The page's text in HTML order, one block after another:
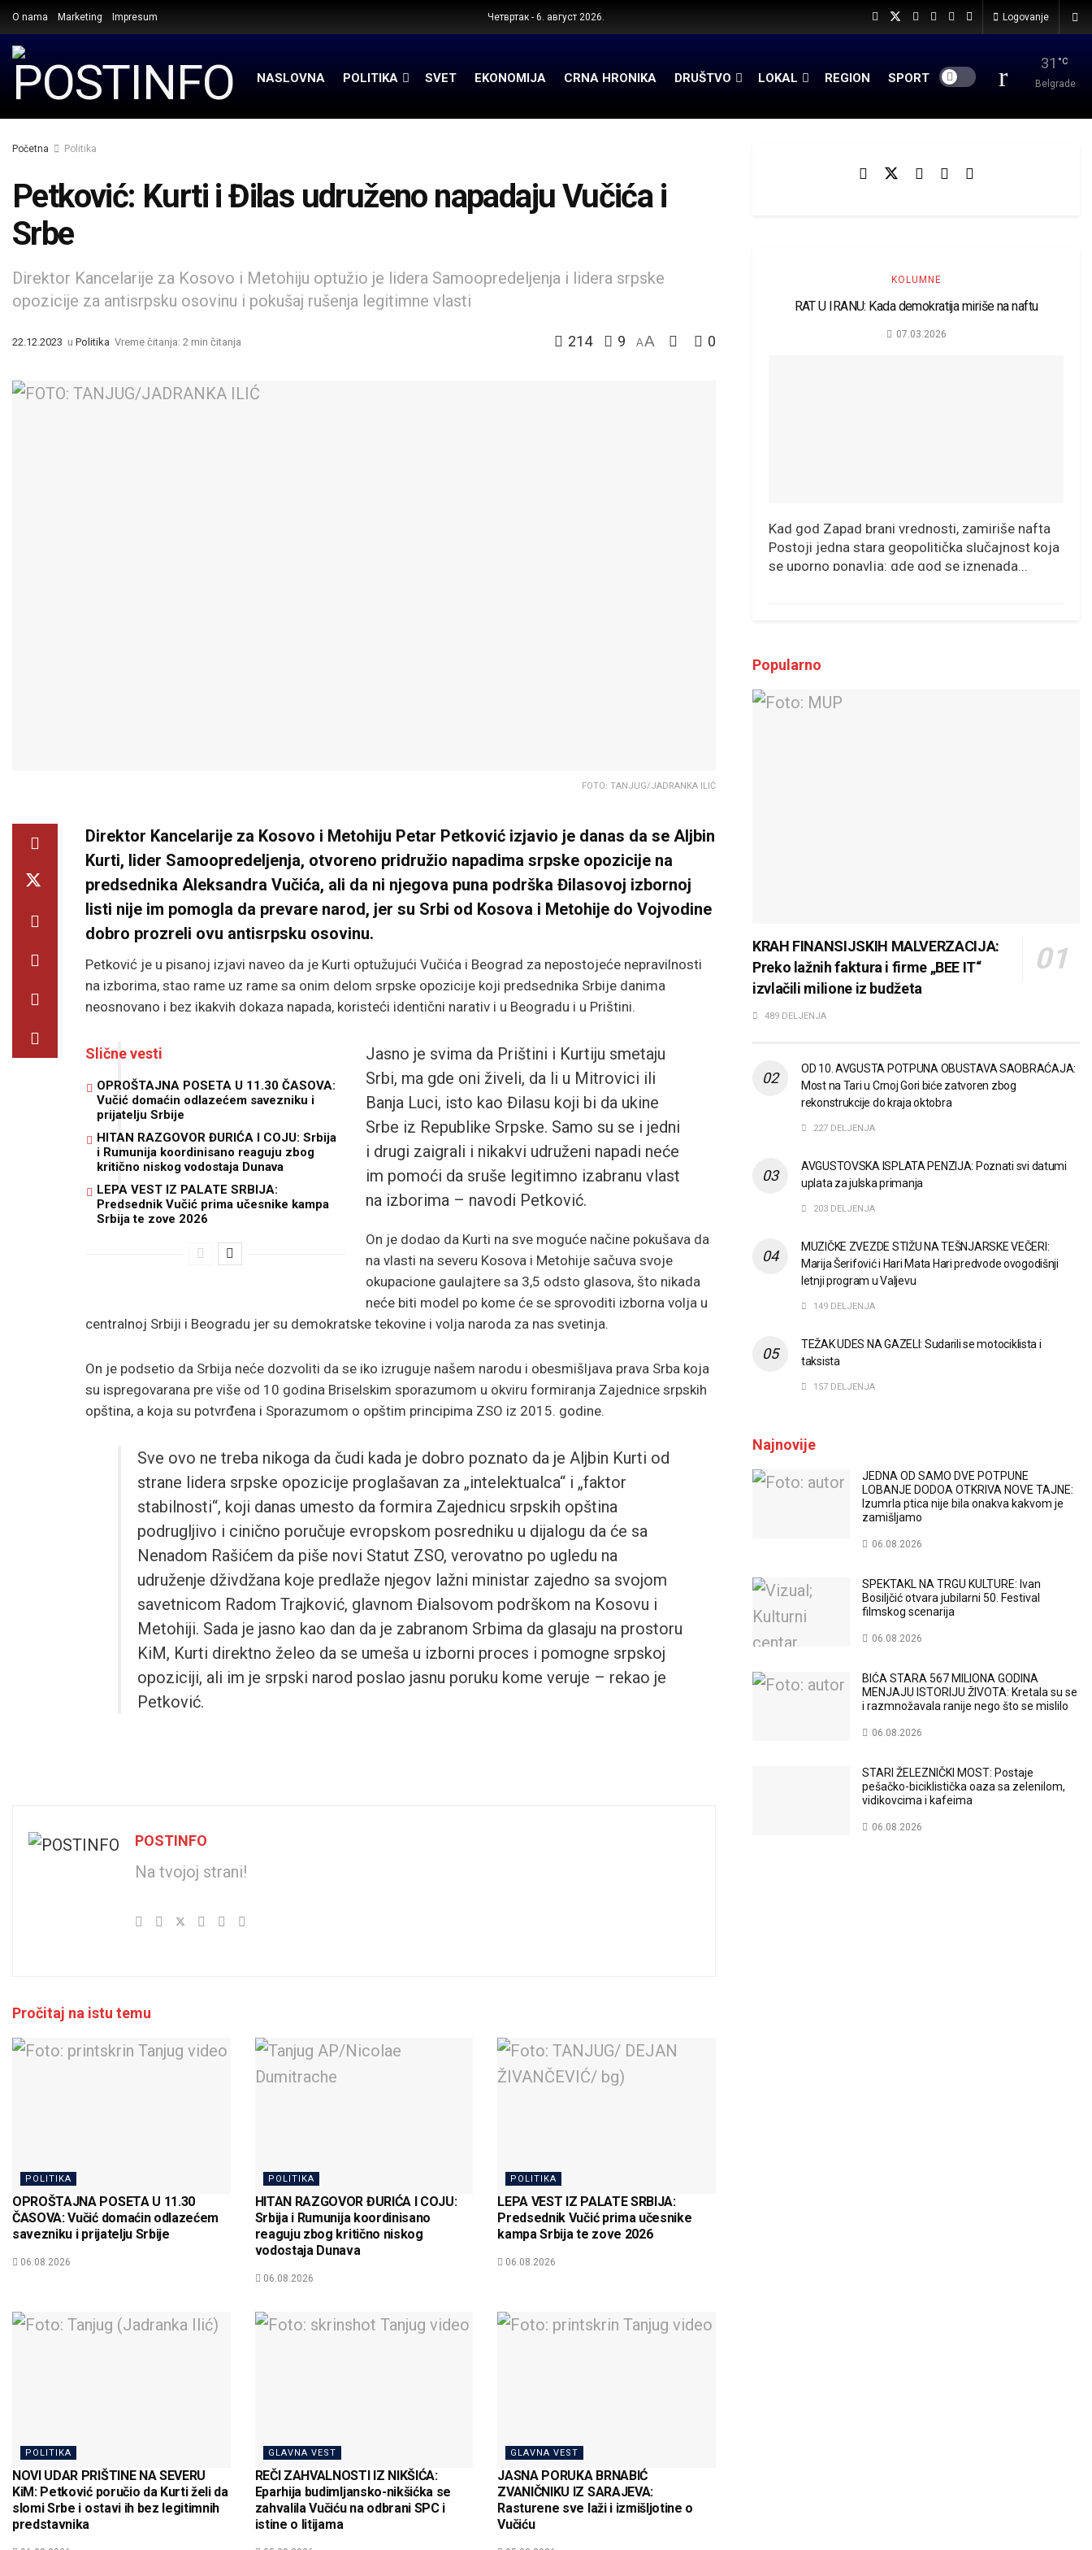
O nama Marketing Impresum Четвртак - 6. август 2026. Logovanje
NASLOVNA POLITIKA SVET EKONOMIJA CRNA HRONIKA DRUŠTVO LOKAL REGION SPORT
31 °C
Belgrade
Početna Politika
Petković: Kurti i Đilas udruženo napadaju Vučića i
Srbe
Direktor Kancelarije za Kosovo i Metohiju optužio je lidera Samoopredeljenja i lidera srpske
opozicije za antisrpsku osovinu i pokušaj rušenja legitimne vlasti
22.12.2023 u Politika Vreme čitanja: 2 min čitanja 214 9 AA 0
FOTO: TANJUG/JADRANKA ILIĆ
Direktor Kancelarije za Kosovo i Metohiju Petar Petković izjavio je danas da se Aljbin
Kurti, lider Samoopredeljenja, otvoreno pridružio napadima srpske opozicije na
predsednika Aleksandra Vučića, ali da ni njegova puna podrška Đilasovoj izbornoj
listi nije im pomogla da prevare narod, jer su Srbi od Kosova i Metohije do Vojvodine
dobro prozreli ovu antisrpsku osovinu.
Petković je u pisanoj izjavi naveo da je Kurti optužujući Vučića i Beograd za nepostojeće nepravilnosti
na izborima, stao rame uz rame sa onim delom srpske opozicije koji predsednika Srbije danima
neosnovano i bez ikakvih dokaza napada, koristeći identični narativ i u Beogradu i u Prištini.
Slične vesti
OPROŠTAJNA POSETA U 11.30 ČASOVA:
Vučić domaćin odlazećem savezniku i
prijatelju Srbije
HITAN RAZGOVOR ĐURIĆA I COJU: Srbija
i Rumunija koordinisano reaguju zbog
kritično niskog vodostaja Dunava
LEPA VEST IZ PALATE SRBIJA:
Predsednik Vučić prima učesnike kampa
Srbija te zove 2026
Jasno je svima da Prištini i Kurtiju smetaju
Srbi, ma gde oni živeli, da li u Mitrovici ili
Banja Luci, isto kao Đilasu koji bi da ukine
Srbe iz Republike Srpske. Samo su se i jedni
i drugi zaigrali i nikakvi udruženi napadi neće
im pomoći da sruše legitimno izabranu vlast
na izborima – navodi Petković.
On je dodao da Kurti na sve moguće načine pokušava da
na vlasti na severu Kosova i Metohije sačuva svoje
okupacione gaulajtere sa 3,5 odsto glasova, što nikada
neće biti model po kome će se sprovoditi izborna volja u
centralnoj Srbiji i Beogradu jer su demokratske tekovine i volja naroda za nas svetinja.
On je podsetio da Srbija neće dozvoliti da se iko izruguje našem narodu i obesmišljava prava Srba koja
su ispregovarana pre više od 10 godina Briselskim sporazumom u okviru formiranja Zajednice srpskih
opština, a koja su potvrđena i Sporazumom o opštim principima ZSO iz 2015. godine.
Sve ovo ne treba nikoga da čudi kada je dobro poznato da je Aljbin Kurti od
strane lidera srpske opozicije proglašavan za „intelektualca“ i „faktor
stabilnosti“, koji danas umesto da formira Zajednicu srpskih opština
podrugljivo i cinično poručuje evropskom posredniku u dijalogu da će sa
Nenadom Rašićem da piše novi Statut ZSO, verovatno po ugledu na
udruženje dživdžana koje predlaže njegov lažni ministar zajedno sa svojom
savetnicom Radom Trajković, glavnom Đialsovom podrškom na Kosovu i
Metohiji. Sada je jasno kao dan da je zabranom Srbima da glasaju na prostoru
KiM, Kurti direktno želeo da se umeša u izborni proces i pomogne srpskoj
opoziciji, ali im je srpski narod poslao jasnu poruku kome veruje – rekao je
Petković.
POSTINFO
Na tvojoj strani!
Pročitaj na istu temu
POLITIKA
OPROŠTAJNA POSETA U 11.30
ČASOVA: Vučić domaćin odlazećem
savezniku i prijatelju Srbije
06.08.2026
POLITIKA
HITAN RAZGOVOR ĐURIĆA I COJU:
Srbija i Rumunija koordinisano
reaguju zbog kritično niskog
vodostaja Dunava
06.08.2026
POLITIKA
LEPA VEST IZ PALATE SRBIJA:
Predsednik Vučić prima učesnike
kampa Srbija te zove 2026
06.08.2026
POLITIKA
NOVI UDAR PRIŠTINE NA SEVERU
KiM: Petković poručio da Kurti želi da
slomi Srbe i ostavi ih bez legitimnih
predstavnika
GLAVNA VEST
REČI ZAHVALNOSTI IZ NIKŠIĆA:
Eparhija budimljansko-nikšićka se
zahvalila Vučiću na odbrani SPC i
istine o litijama
GLAVNA VEST
JASNA PORUKA BRNABIĆ
ZVANIČNIKU IZ SARAJEVA:
Rasturene sve laži i izmišljotine o
Vučiću
KOLUMNE
RAT U IRANU: Kada demokratija miriše na naftu
07.03.2026
Kad god Zapad brani vrednosti, zamiriše nafta
Postoji jedna stara geopolitička slučajnost koja
se uporno ponavlja: gde god se iznenada...
Popularno
KRAH FINANSIJSKIH MALVERZACIJA:
Preko lažnih faktura i firme „BEE IT“
izvlačili milione iz budžeta
489 DELJENJA
OD 10. AVGUSTA POTPUNA OBUSTAVA SAOBRAĆAJA:
Most na Tari u Crnoj Gori biće zatvoren zbog
rekonstrukcije do kraja oktobra
227 DELJENJA
AVGUSTOVSKA ISPLATA PENZIJA: Poznati svi datumi
uplata za julska primanja
203 DELJENJA
MUZIČKE ZVEZDE STIŽU NA TEŠNJARSKE VEČERI:
Marija Šerifović i Hari Mata Hari predvode ovogodišnji
letnji program u Valjevu
149 DELJENJA
TEŽAK UDES NA GAZELI: Sudarili se motociklista i
taksista
157 DELJENJA
Najnovije
JEDNA OD SAMO DVE POTPUNE
LOBANJE DODOA OTKRIVA NOVE TAJNE:
Izumrla ptica nije bila onakva kakvom je
zamišljamo
06.08.2026
SPEKTAKL NA TRGU KULTURE: Ivan
Bosiljčić otvara jubilarni 50. Festival
filmskog scenarija
06.08.2026
BIĆA STARA 567 MILIONA GODINA
MENJAJU ISTORIJU ŽIVOTA: Kretala su se
i razmnožavala ranije nego što se mislilo
06.08.2026
STARI ŽELEZNIČKI MOST: Postaje
pešačko-biciklistička oaza sa zelenilom,
vidikovcima i kafeima
06.08.2026